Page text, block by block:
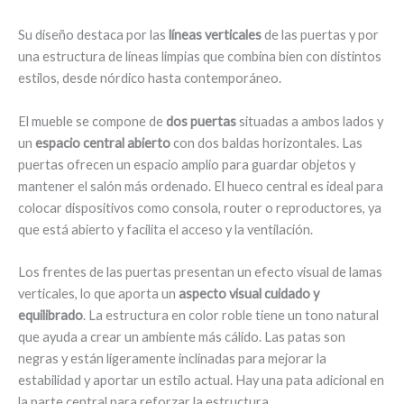
Su diseño destaca por las líneas verticalesde las puertas y por
una estructura de líneas limpias que combina bien con distintos
estilos, desde nórdico hasta contemporáneo.
El mueble se compone dedos puertassituadas a ambos lados y
un espacio central abiertocon dos baldas horizontales. Las
puertas ofrecen un espacio amplio para guardar objetos y
mantener el salón más ordenado. El hueco central es ideal para
colocar dispositivos como consola, router o reproductores, ya
que está abierto y facilita el acceso y la ventilación.
Los frentes de las puertas presentan un efecto visual de lamas
verticales, lo que aporta un aspecto visual cuidado y
equilibrado. La estructura en color roble tiene un tono natural
que ayuda a crear un ambiente más cálido. Las patas son
negras y están ligeramente inclinadas para mejorar la
estabilidad y aportar un estilo actual. Hay una pata adicional en